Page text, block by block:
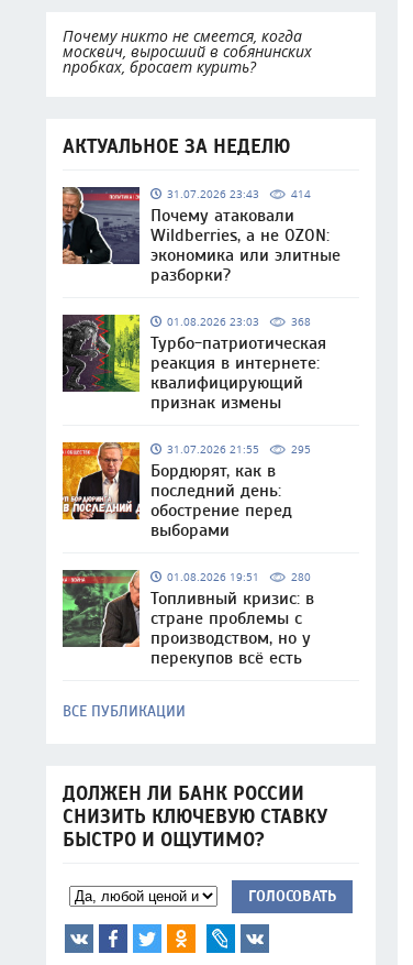
Почему никто не смеется, когда
москвич, выросший в собянинских
пробках, бросает курить?
АКТУАЛЬНОЕ ЗА НЕДЕЛЮ
31.07.2026 23:43 414
Почему атаковали
Wildberries, а не OZON:
экономика или элитные
разборки?
01.08.2026 23:03 368
Турбо-патриотическая
реакция в интернете:
квалифицирующий
признак измены
31.07.2026 21:55 295
Бордюрят, как в
последний день:
обострение перед
выборами
01.08.2026 19:51 280
Топливный кризис: в
стране проблемы с
производством, но у
перекупов всё есть
ВСЕ ПУБЛИКАЦИИ
ДОЛЖЕН ЛИ БАНК РОССИИ
СНИЗИТЬ КЛЮЧЕВУЮ СТАВКУ
БЫСТРО И ОЩУТИМО?
ГОЛОСОВАТЬ